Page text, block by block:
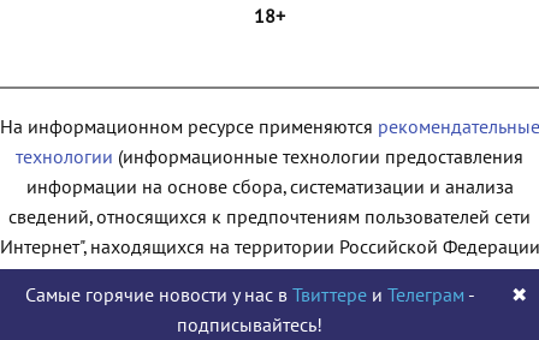
18+
На информационном ресурсе применяются рекомендательные
технологии (информационные технологии предоставления
информации на основе сбора, систематизации и анализа
сведений, относящихся к предпочтениям пользователей сети
находящихся на территории Российской
© 2009 - 2026
Самые горячие новости у нас в Твиттереи Телеграм -
подписывайтесь!
✖